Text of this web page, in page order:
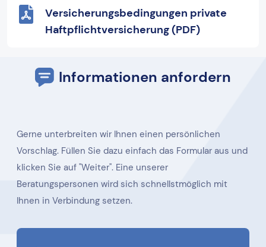
Versicherungsbedingungen private
Haftpflichtversicherung (PDF)
Informationen anfordern
Gerne unterbreiten wir Ihnen einen persönlichen
Vorschlag. Füllen Sie dazu einfach das Formular aus und
klicken Sie auf "Weiter". Eine unserer
Beratungspersonen wird sich schnellstmöglich mit
Ihnen in Verbindung setzen.